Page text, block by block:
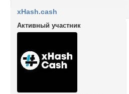
xHash.cash
Активный участник